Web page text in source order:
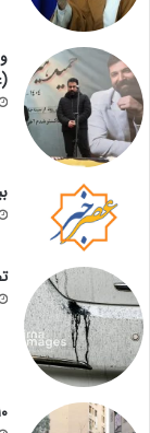
۱۰ تصویر از خسارت